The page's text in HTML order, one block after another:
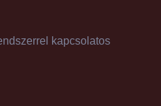
kapcsolatos